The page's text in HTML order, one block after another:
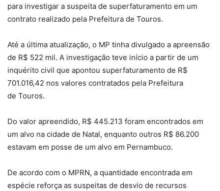
para investigar a suspeita de superfaturamento em um
contrato realizado pela Prefeitura de Touros.
Até a última atualização, o MP tinha divulgado a apreensão
de R$ 522 mil. A investigação teve início a partir de um
inquérito civil que apontou superfaturamento de R$
701.016,42 nos valores contratados pela Prefeitura
de Touros.
Do valor apreendido, R$ 445.213 foram encontrados em
um alvo na cidade de Natal, enquanto outros R$ 86.200
estavam em posse de um alvo em Pernambuco.
De acordo com o MPRN, a quantidade encontrada em
espécie reforça as suspeitas de desvio de recursos